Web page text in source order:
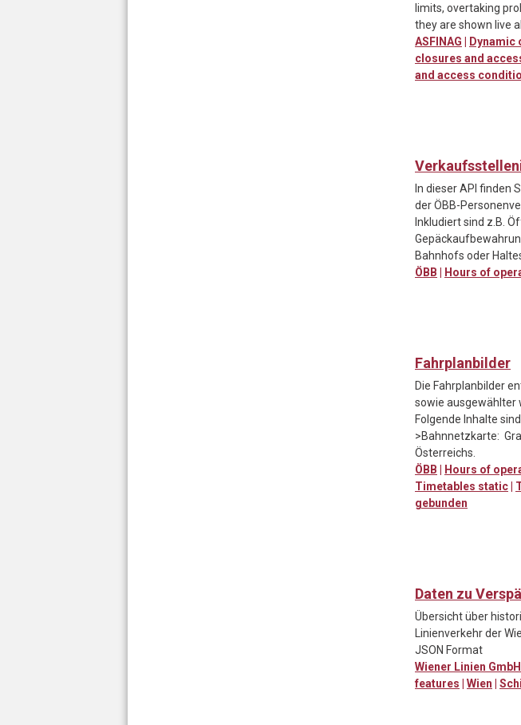
limits, overtaking
they are shown live
ASFINAG | Dynamic
closures and
and access
In dieser API finden
der ÖBB-
Inkludiert sind z.B.
Bahnhofs oder
ÖBB | Hours of
Fahrplanbilder
Die Fahrplanbilder
sowie ausgewählter
Folgende Inhalte
>Bahnnetzkarte:
Österreichs.
ÖBB | Hours of
Timetables static|
gebunden
Daten zu
Übersicht über
Linienverkehr der
JSON Format
Wiener Linien
features | Wien |